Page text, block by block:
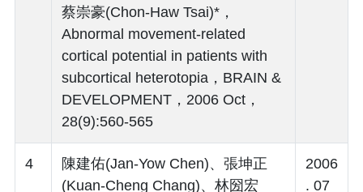
蔡崇豪(Chon-Haw Tsai)*，
Abnormal movement-related
cortical potential in patients with
subcortical heterotopia，BRAIN &
DEVELOPMENT，2006 Oct，
28(9):560-565
4
陳建佑(Jan-Yow Chen)、張坤正
(Kuan-Cheng Chang)、林圀宏
2006
. 07